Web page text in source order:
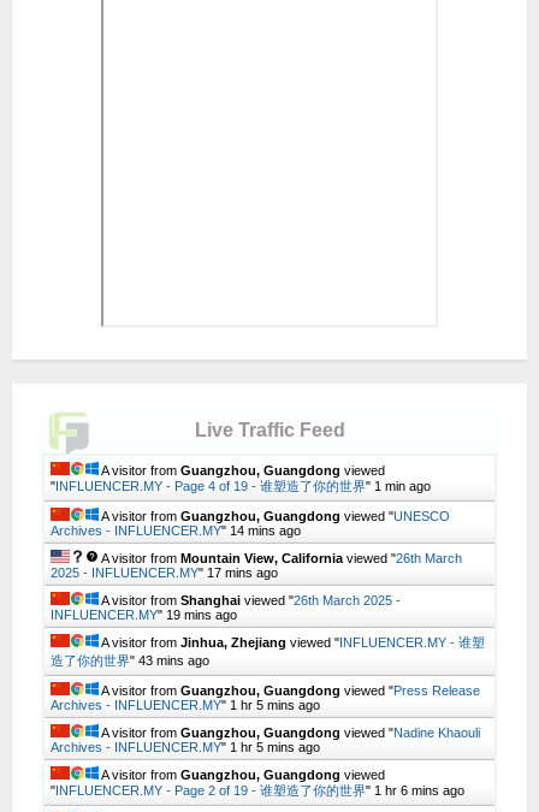
Live Traffic Feed
A visitor from Guangzhou, Guangdong viewed
"INFLUENCER.MY - Page 4 of 19 - 谁塑造了你的世界" 1 min ago
A visitor from Guangzhou, Guangdong viewed "UNESCO
Archives - INFLUENCER.MY" 14 mins ago
A visitor from Mountain View, California viewed "26th March
2025 - INFLUENCER.MY" 17 mins ago
A visitor from Shanghai viewed "26th March 2025 -
INFLUENCER.MY" 19 mins ago
A visitor from Jinhua, Zhejiang viewed "INFLUENCER.MY - 谁塑
造了你的世界" 43 mins ago
A visitor from Guangzhou, Guangdong viewed "Press Release
Archives - INFLUENCER.MY" 1 hr 5 mins ago
A visitor from Guangzhou, Guangdong viewed "Nadine Khaouli
Archives - INFLUENCER.MY" 1 hr 5 mins ago
A visitor from Guangzhou, Guangdong viewed
"INFLUENCER.MY - Page 2 of 19 - 谁塑造了你的世界" 1 hr 6 mins ago